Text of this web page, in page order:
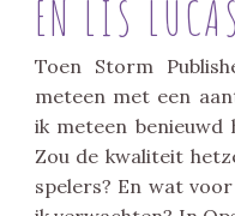
EN LIS
Toen Storm
meteen met een
ik meteen benieuwd
Zou de kwaliteit
spelers? En wat